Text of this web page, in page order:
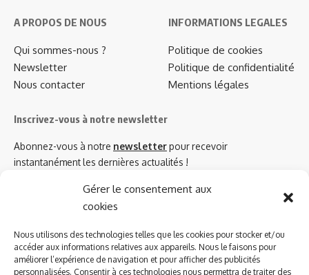
Gérer le consentement aux
cookies
Nous utilisons des technologies telles que les cookies pour stocker et/ou
accéder aux informations relatives aux appareils. Nous le faisons pour
améliorer l’expérience de navigation et pour afficher des publicités
personnalisées. Consentir à ces technologies nous permettra de traiter des
A PROPOS DE NOUS
Qui sommes-nous ?
Newsletter
Nous contacter
INFORMATIONS LEGALES
Politique de cookies
Politique de confidentialité
Mentions légales
Inscrivez-vous à notre newsletter
Abonnez-vous à notre newsletterpour recevoir
instantanément les dernières actualités !
Azinat.com TV soutient